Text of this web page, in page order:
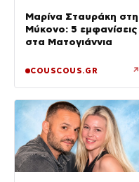
Μαρίνα Σταυράκη στη
Μύκονο: 5 εμφανίσεις
στα Ματογιάννια
COUSCOUS.GR ↗